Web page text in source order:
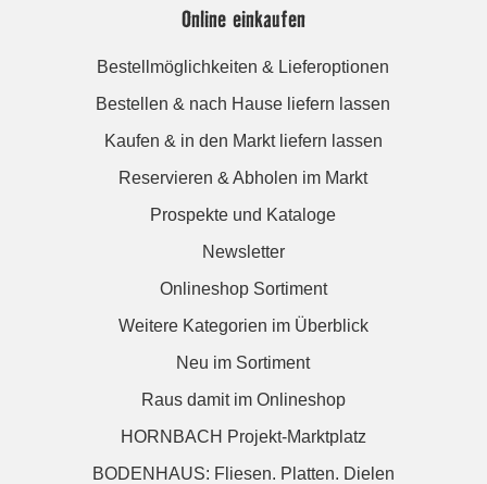
Online einkaufen
Bestellmöglichkeiten & Lieferoptionen
Bestellen & nach Hause liefern lassen
Kaufen & in den Markt liefern lassen
Reservieren & Abholen im Markt
Prospekte und Kataloge
Newsletter
Onlineshop Sortiment
Weitere Kategorien im Überblick
Neu im Sortiment
Raus damit im Onlineshop
HORNBACH Projekt-Marktplatz
BODENHAUS: Fliesen. Platten. Dielen